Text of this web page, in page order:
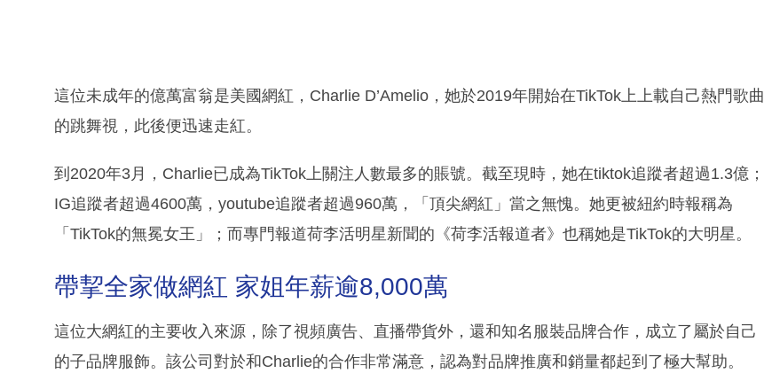
這位未成年的億萬富翁是美國網紅，Charlie D’Amelio，她於2019年開始在TikTok上上載自己熱門歌曲
的跳舞視，此後便迅速走紅。
到2020年3月，Charlie已成為TikTok上關注人數最多的賬號。截至現時，她在tiktok追蹤者超過1.3億；
IG追蹤者超過4600萬，youtube追蹤者超過960萬，「頂尖網紅」當之無愧。她更被紐約時報稱為
「TikTok的無冕女王」；而專門報道荷李活明星新聞的《荷李活報道者》也稱她是TikTok的大明星。
帶挈全家做網紅 家姐年薪逾8,000萬
這位大網紅的主要收入來源，除了視頻廣告、直播帶貨外，還和知名服裝品牌合作，成立了屬於自己
的子品牌服飾。該公司對於和Charlie的合作非常滿意，認為對品牌推廣和銷量都起到了極大幫助。